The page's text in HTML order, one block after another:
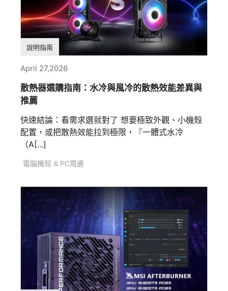
說明指南
April 27,2026
散熱器選購指南：水冷與風冷的散熱效能差異與
推薦
快速結論：看需求選就對了 想要極致外觀、小機殼
配置，或把散熱效能拉到極限，『一體式水冷
（A[...]
電腦機殼 & PC周邊